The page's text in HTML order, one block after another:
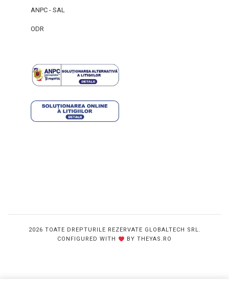
ANPC - SAL
ODR
2026 TOATE DREPTURILE REZERVATE GLOBALTECH SRL.
CONFIGURED WITH
BY THEYAS.RO